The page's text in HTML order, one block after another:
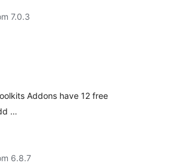
7.0.3
Addons have 12 free
…
6.8.7